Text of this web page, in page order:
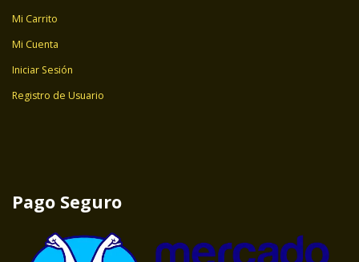
Mi Carrito
Mi Cuenta
Iniciar Sesión
Registro de Usuario
Pago Seguro